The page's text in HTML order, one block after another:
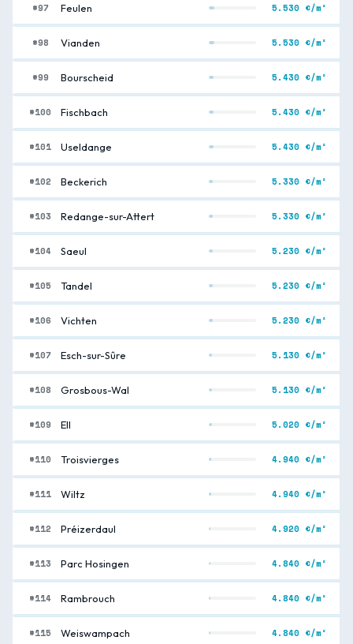
#97 Feulen 5.530 €/m²
#98 Vianden 5.530 €/m²
#99 Bourscheid 5.430 €/m²
#100 Fischbach 5.430 €/m²
#101 Useldange 5.430 €/m²
#102 Beckerich 5.330 €/m²
#103 Redange-sur-Attert 5.330 €/m²
#104 Saeul 5.230 €/m²
#105 Tandel 5.230 €/m²
#106 Vichten 5.230 €/m²
#107 Esch-sur-Sûre 5.130 €/m²
#108 Grosbous-Wal 5.130 €/m²
#109 Ell 5.020 €/m²
#110 Troisvierges 4.940 €/m²
#111 Wiltz 4.940 €/m²
#112 Préizerdaul 4.920 €/m²
#113 Parc Hosingen 4.840 €/m²
#114 Rambrouch 4.840 €/m²
#115 Weiswampach 4.840 €/m²